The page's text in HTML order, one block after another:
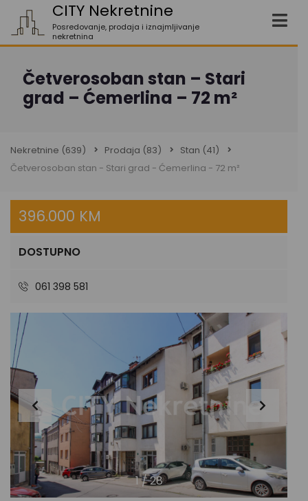
CITY Nekretnine
Posredovanje, prodaja i iznajmljivanje
nekretnina
Četverosoban stan – Stari
grad – Ćemerlina – 72 m²
Nekretnine (639) Prodaja (83) Stan (41)
Četverosoban stan - Stari grad - Ćemerlina - 72 m²
396.000 KM
DOSTUPNO
061 398 581
1/28